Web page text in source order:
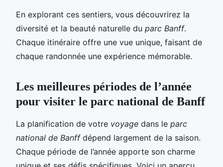
En explorant ces sentiers, vous découvrirez la
diversité et la beauté naturelle du parc Banff.
Chaque itinéraire offre une vue unique, faisant de
chaque randonnée une expérience mémorable.
Les meilleures périodes de l’année
pour visiter le parc national de Banff
La planification de votre voyage dans le parc
national de Banffdépend largement de la saison.
Chaque période de l’année apporte son charme